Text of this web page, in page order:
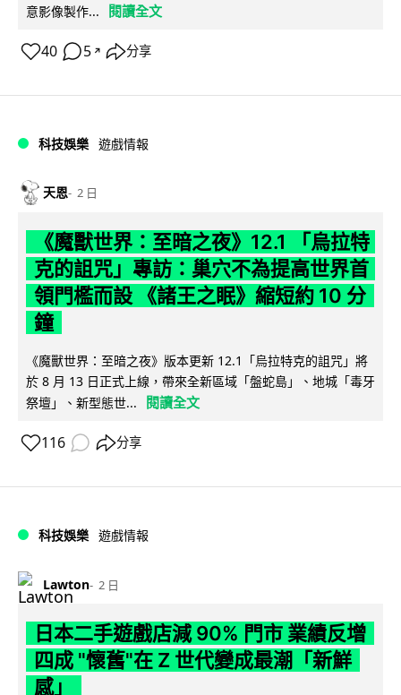
意影像製作...
閱讀全文
40 5 ↗ 分享
科技娛樂 遊戲情報
天恩 2 日
《魔獸世界：至暗之夜》12.1 「烏拉特
克的詛咒」專訪：巢穴不為提高世界首
領門檻而設 《諸王之眠》縮短約 10 分
鐘
《魔獸世界：至暗之夜》版本更新 12.1「烏拉特克的詛咒」將
於 8 月 13 日正式上線，帶來全新區域「盤蛇島」、地城「毒牙
祭壇」、新型態世...
閱讀全文
116 分享
科技娛樂 遊戲情報
Lawton 2 日
日本二手遊戲店減 90% 門市 業績反增
四成 "懷舊"在 Z 世代變成最潮「新鮮
感」